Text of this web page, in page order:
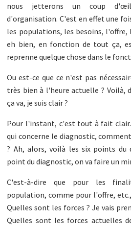
nous jetterons un coup
d'organisation. C'est en effet une
les populations, les besoins,
eh bien, en fonction de tout ça,
reprenne quelque chose dans le
Ou est-ce que ce n'est pas
très bien à l'heure actuelle ? Voilà,
ça va, je suis clair ?
Pour l'instant, c'est tout à fait
qui concerne le diagnostic,
? Ah, alors, voilà les six points du
point du diagnostic, on va faire un
C'est-à-dire que pour les
population, comme pour l'offre,
Quelles sont les forces ? Je vais
Quelles sont les forces actuelles